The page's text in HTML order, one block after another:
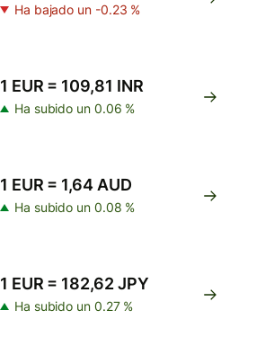
Ha bajado un -0.23 %
1 EUR = 109,81 INR
Ha subido un 0.06 %
1 EUR = 1,64 AUD
Ha subido un 0.08 %
1 EUR = 182,62 JPY
Ha subido un 0.27 %